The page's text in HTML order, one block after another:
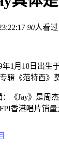
90人看过
年1月18日出
辑《范特西》
《Jay》是周
香港唱片销量